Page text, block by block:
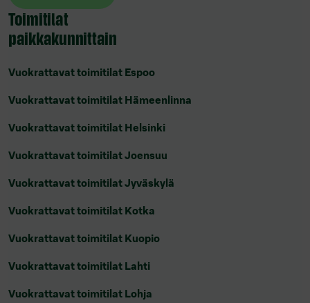
Toimitilat
paikkakunnittain
Vuokrattavat toimitilat Espoo
Vuokrattavat toimitilat Hämeenlinna
Vuokrattavat toimitilat Helsinki
Vuokrattavat toimitilat Joensuu
Vuokrattavat toimitilat Jyväskylä
Vuokrattavat toimitilat Kotka
Vuokrattavat toimitilat Kuopio
Vuokrattavat toimitilat Lahti
Vuokrattavat toimitilat Lohja